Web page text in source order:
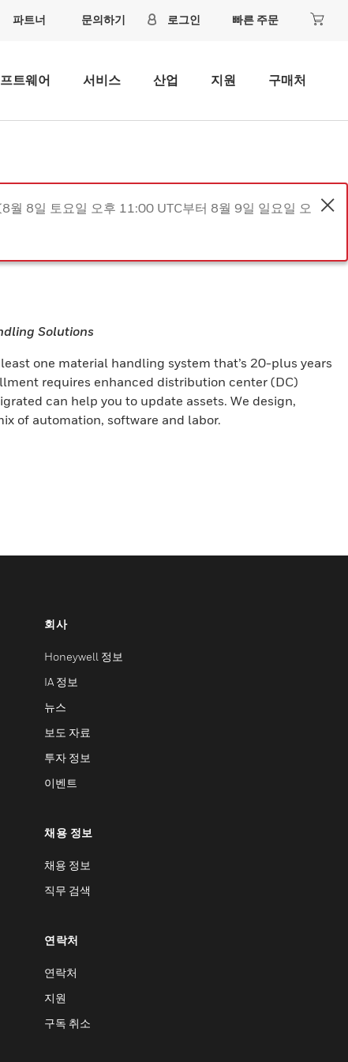
파트너 문의하기 로그인 빠른 주문
트웨어 서비스 산업 지원 구매처
월 8일 토요일 오후 11:00 UTC부터 8월 9일 일요일 오
Solutions
one material handling system that’s 20-plus years
requires enhanced distribution center (DC)
can help you to update assets. We design,
of automation, software and labor.
회사
Honeywell 정보
IA 정보
뉴스
보도 자료
투자 정보
이벤트
채용 정보
채용 정보
직무 검색
연락처
연락처
지원
구독 취소